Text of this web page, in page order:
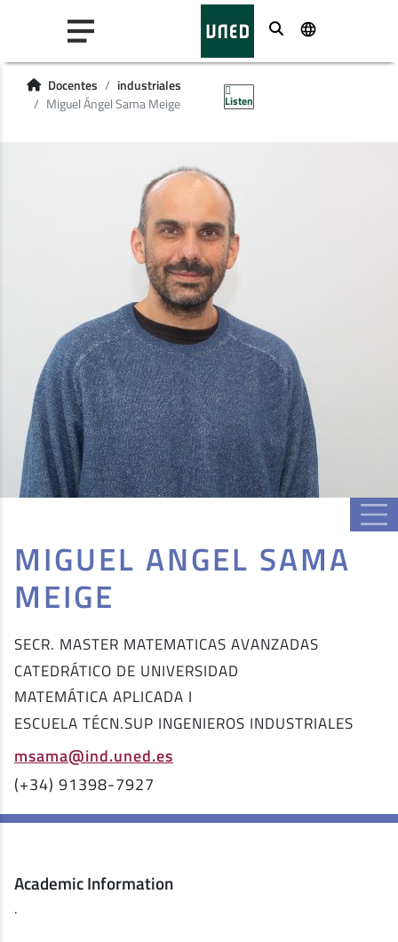
Buscar
Docentes
industriales
Miguel Ángel Sama Meige
Listen
MIGUEL ANGEL SAMA
MEIGE
SECR. MASTER MATEMATICAS AVANZADAS
CATEDRÁTICO DE UNIVERSIDAD
MATEMÁTICA APLICADA I
ESCUELA TÉCN.SUP INGENIEROS INDUSTRIALES
msama@ind.uned.es
(+34) 91398-7927
Academic Information
.